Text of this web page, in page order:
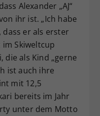
Alexander „AJ“
ihr ist. „Ich habe
er als erster
Skiweltcup
die als Kind „gerne
ist auch ihre
mit 12,5
bereits im Jahr
unter dem Motto